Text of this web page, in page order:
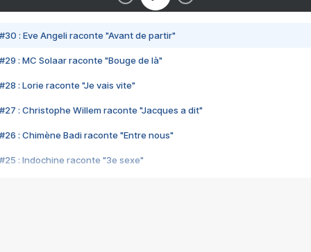
#30 : Eve Angeli raconte "Avant de partir"
#29 : MC Solaar raconte "Bouge de là"
#28 : Lorie raconte "Je vais vite"
#27 : Christophe Willem raconte "Jacques a dit"
#26 : Chimène Badi raconte "Entre nous"
#25 : Indochine raconte "3e sexe"